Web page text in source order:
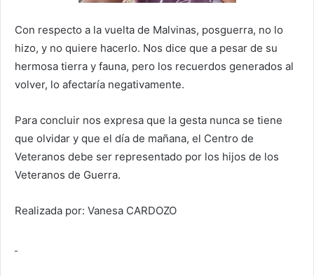
Con respecto a la vuelta de Malvinas, posguerra, no lo
hizo, y no quiere hacerlo. Nos dice que a pesar de su
hermosa tierra y fauna, pero los recuerdos generados al
volver, lo afectaría negativamente.
Para concluir nos expresa que la gesta nunca se tiene
que olvidar y que el día de mañana, el Centro de
Veteranos debe ser representado por los hijos de los
Veteranos de Guerra.
Realizada por: Vanesa CARDOZO